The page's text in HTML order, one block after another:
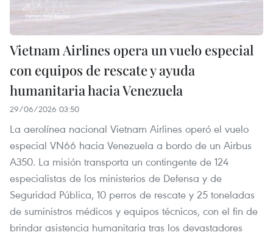
Vietnam Airlines opera un vuelo especial
con equipos de rescate y ayuda
humanitaria hacia Venezuela
29/06/2026 03:50
La aerolínea nacional Vietnam Airlines operó el vuelo
especial VN66 hacia Venezuela a bordo de un Airbus
A350. La misión transporta un contingente de 124
especialistas de los ministerios de Defensa y de
Seguridad Pública, 10 perros de rescate y 25 toneladas
de suministros médicos y equipos técnicos, con el fin de
brindar asistencia humanitaria tras los devastadores